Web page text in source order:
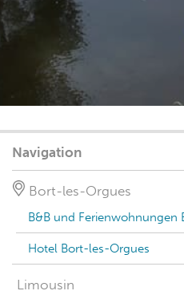
Navigation
Bort-les-Orgues
B&B und Ferienwohnungen
Hotel Bort-les-Orgues
Limousin